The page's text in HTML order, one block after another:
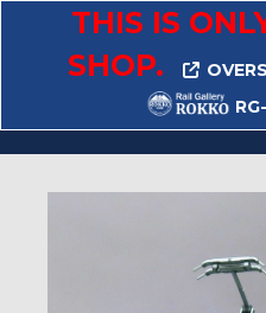
THIS IS
SHOP.